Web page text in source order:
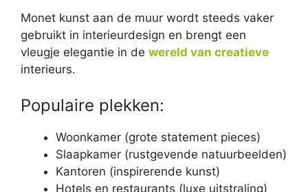
Monet kunst aan de muur wordt steeds vaker
gebruikt in interieurdesign en brengt een
vleugje elegantie in de wereld van creatieve
interieurs.
Populaire plekken:
Woonkamer (grote statement pieces)
Slaapkamer (rustgevende natuurbeelden)
Kantoren (inspirerende kunst)
Hotels en restaurants (luxe uitstraling)